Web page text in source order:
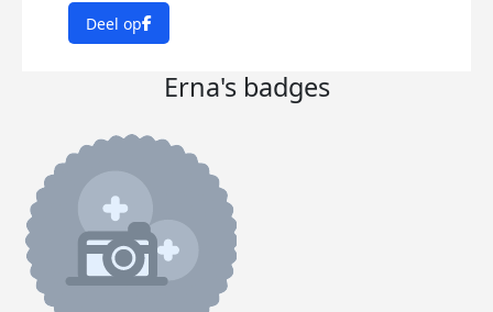
Deel op
Erna's badges